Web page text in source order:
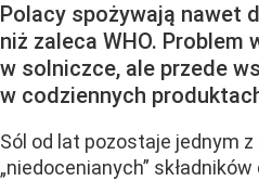
Polacy spożywają nawet
niż zaleca WHO. Problem
w solniczce, ale przede
w codziennych
Sól od lat pozostaje jednym z
„niedocenianych”